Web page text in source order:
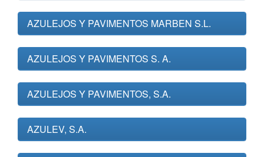
AZULEJOS Y PAVIMENTOS MARBEN S.L.
AZULEJOS Y PAVIMENTOS S. A.
AZULEJOS Y PAVIMENTOS, S.A.
AZULEV, S.A.